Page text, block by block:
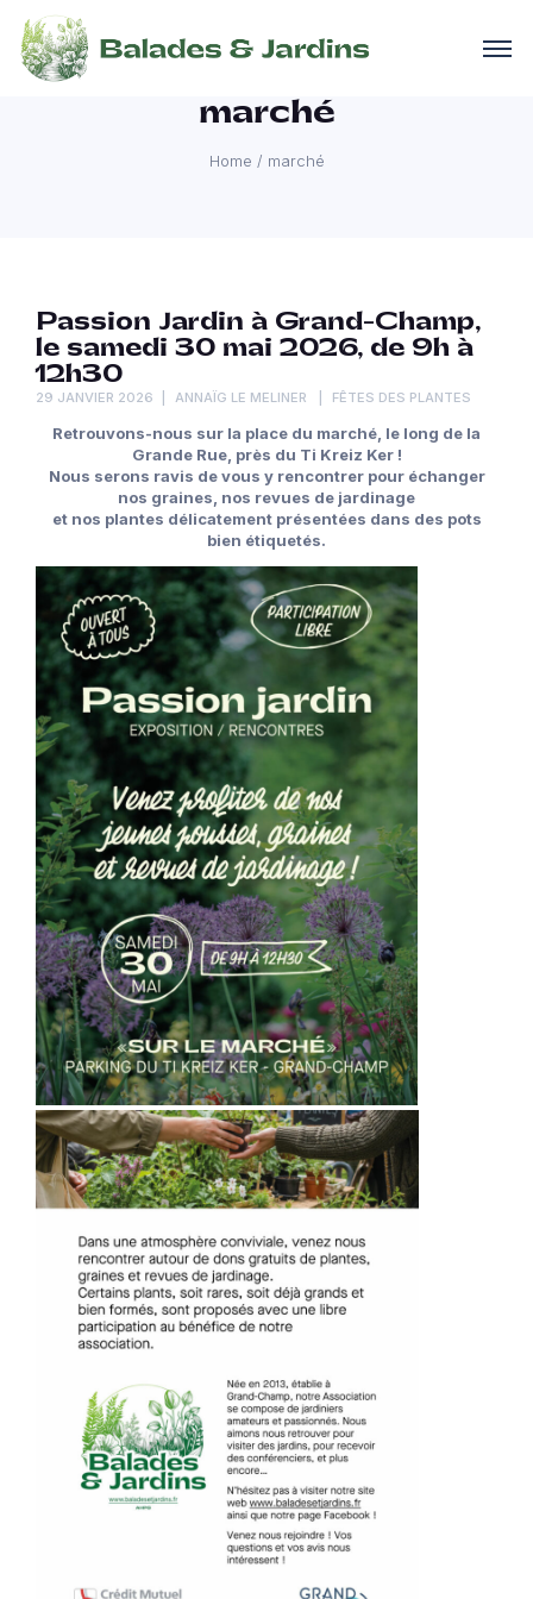
marché
Home / marché
Passion Jardin à Grand-Champ,
le samedi 30 mai 2026, de 9h à
12h30
29 JANVIER 2026 ANNAÏG LE MELINER FÊTES DES PLANTES
Retrouvons-nous sur la place du marché, le long de la
Grande Rue, près du Ti Kreiz Ker !
Nous serons ravis de vous y rencontrer pour échanger
nos graines, nos revues de jardinage
et nos plantes délicatement présentées dans des pots
bien étiquetés.